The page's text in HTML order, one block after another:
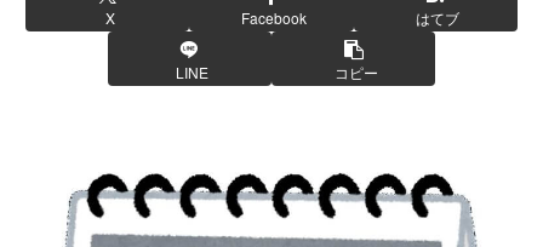
X Facebook はてブ
LINE コピー